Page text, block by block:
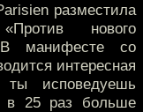
разместила
нового
манифесте со
интересная
исповедуешь
в 25 раз больше